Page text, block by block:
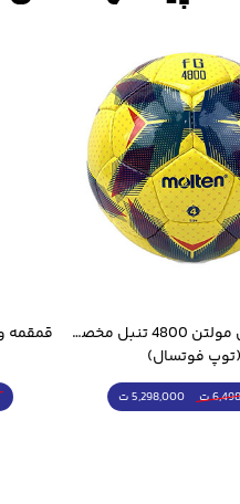
توپ فوتسال مولتن 4800 تنبل مخصوص سالن
(توپ فوتسال)
ت 5,298,000 ت